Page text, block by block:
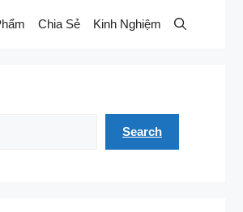
Chia Sẻ Kinh Nghiệm
Search